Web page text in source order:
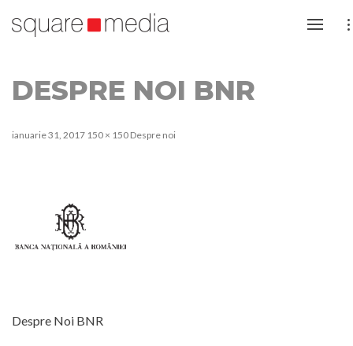
DESPRE NOI BNR
ianuarie 31, 2017 150 × 150 Despre noi
Despre Noi BNR